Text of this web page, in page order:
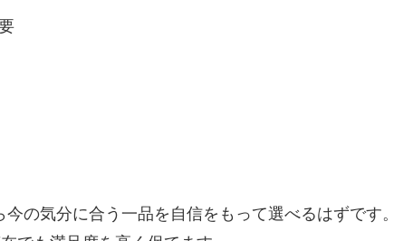
の気分に合う一品を自信をもって選べるはずです。